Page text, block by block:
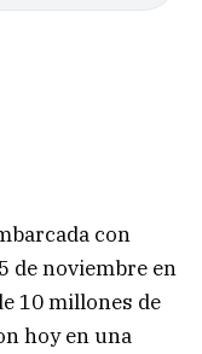
con
de noviembre en
10 millones de
hoy en una